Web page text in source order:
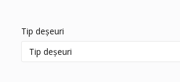
Tip deșeuri